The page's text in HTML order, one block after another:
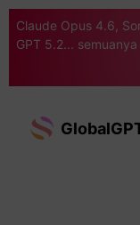
Claude Opus 4.6,
GPT 5.2...